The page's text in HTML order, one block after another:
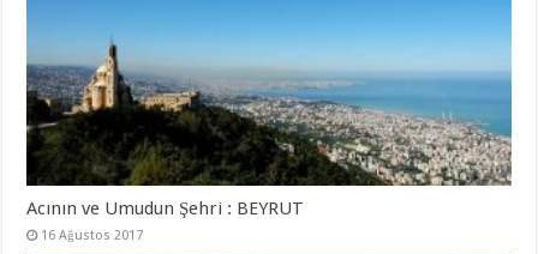
Acının ve Umudun Şehri : BEYRUT
16 Ağustos 2017